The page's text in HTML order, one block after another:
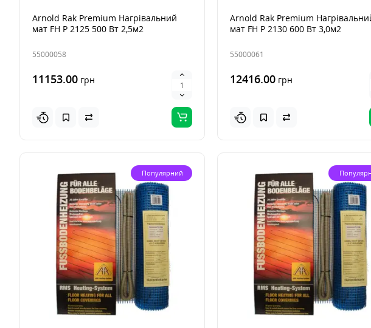
Arnold Rak Premium Нагрівальний
мат FH Р 2125 500 Вт 2,5м2
55000058
11153.00 грн
Arnold Rak Premium
мат FH Р 2130 600 Вт 3,0м2
55000061
12416.00 грн
Популярний